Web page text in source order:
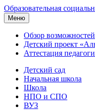
Образовательная
Меню
Обзор возможностей
Детский проект
Аттестация
Детский сад
Начальная школа
Школа
НПО и СПО
ВУЗ